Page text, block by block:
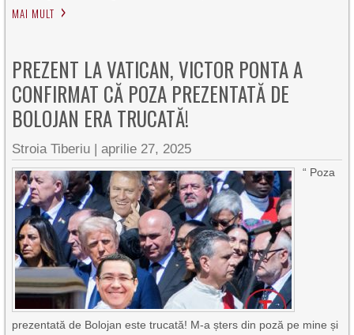
MAI MULT
PREZENT LA VATICAN, VICTOR PONTA A
CONFIRMAT CĂ POZA PREZENTATĂ DE
BOLOJAN ERA TRUCATĂ!
Stroia Tiberiu |aprilie 27, 2025
“ Poza
prezentată de Bolojan este trucată! M-a șters din poză pe mine și